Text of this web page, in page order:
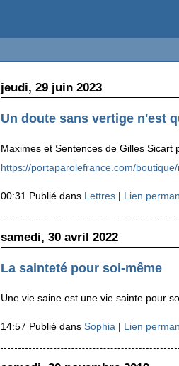
jeudi, 29 juin 2023
Un doute sans vertige n'est
Maximes et Sentences de Gilles Sicart
https://portaparolefrance.com/
00:31 Publié dans Lettres | Lien
samedi, 30 avril 2022
La sainteté pour soi-même
Une vie saine est une vie sainte pour
14:57 Publié dans Sophia | Lien